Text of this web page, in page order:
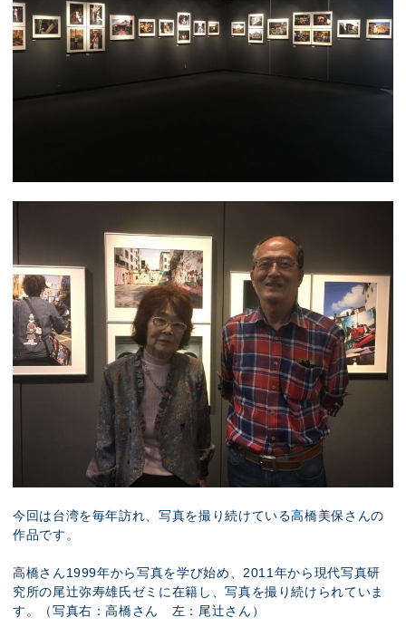
今回は台湾を毎年訪れ、写真を撮り続けている高橋美保さんの
作品です。
高橋さん1999年から写真を学び始め、2011年から現代写真研
究所の尾辻弥寿雄氏ゼミに在籍し、写真を撮り続けられていま
す。（写真右：高橋さん 左：尾辻さん）